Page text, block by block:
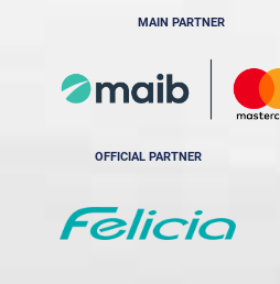
MAIN PARTNER
OFFICIAL PARTNER